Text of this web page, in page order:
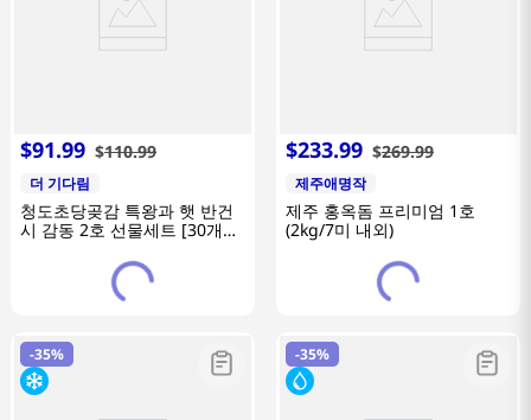
$91.99 $110.99
더 기다림
청도초당곶감 특왕과 햇 반건
시 감동 2호 선물세트 [30개
$233.99 $269.99
제주애명작
제주 홍옥돔 프리미엄 1호
(2kg/7미 내외)
-35% -35%